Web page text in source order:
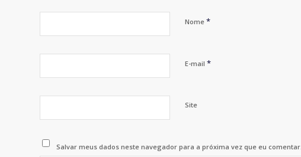
Nome *
E-mail *
Site
Salvar meus dados neste navegador para a próxima vez que eu comentar.